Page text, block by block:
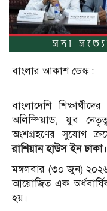
বাংলার আকাশ ডেস্ক :
বাংলাদেশি
অলিম্পিয়াড, যুব
অংশগ্রহণের সুযোগ
রাশিয়ান হাউস ইন ঢাকা।
মঙ্গলবার (৩০ জুন) ২০২৬
আয়োজিত এক
হয়।